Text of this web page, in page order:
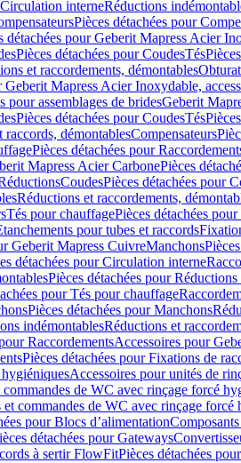
interneRéductions
Pièces détachées pour
détachées pour Geberit Mapress Acier
Pièces détachées pour CoudesTés
et raccordements, démontables
Geberit Mapress Acier Inoxydable,
pour assemblages de bridesGeberit
Pièces détachées pour CoudesTés
raccords, démontablesCompensateurs
Pièces détachées pour
Mapress Acier CarbonePièces
CoudesPièces détachées pour
Réductions et raccordements,
Tés pour chauffagePièces détachées
pour tubes et raccords
Geberit Mapress CuivreManchons
détachées pour Circulation interne
Pièces détachées pour
pour Tés pour chauffage
Pièces détachées pour Manchons
indémontablesRéductions et
RaccordementsAccessoires pour
Pièces détachées pour Fixations de
Accessoires pour unités de
commandes de WC avec rinçage forcé
commandes de WC avec rinçage forcé
pour Blocs d’alimentationComposants
détachées pour Gateways
à sertir FlowFitPièces détachées